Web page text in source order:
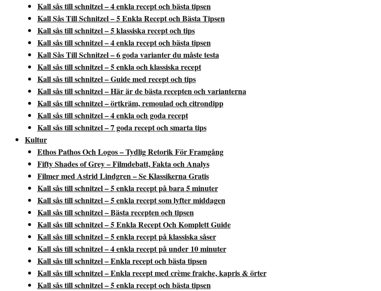
Kall sås till schnitzel – 4 enkla recept och bästa tipsen
Kall Sås Till Schnitzel – 5 Enkla Recept och Bästa Tipsen
Kall sås till schnitzel – 5 klassiska recept och tips
Kall sås till schnitzel – 4 enkla recept och bästa tipsen
Kall Sås Till Schnitzel – 6 goda varianter du måste testa
Kall sås till schnitzel – 5 enkla och klassiska recept
Kall sås till schnitzel – Guide med recept och tips
Kall sås till schnitzel – Här är de bästa recepten och varianterna
Kall sås till schnitzel – örtkräm, remoulad och citrondipp
Kall sås till schnitzel – 4 enkla och goda recept
Kall sås till schnitzel – 7 goda recept och smarta tips
Kultur
Ethos Pathos Och Logos – Tydlig Retorik För Framgång
Fifty Shades of Grey – Filmdebatt, Fakta och Analys
Filmer med Astrid Lindgren – Se Klassikerna Gratis
Kall sås till schnitzel – 5 enkla recept på bara 5 minuter
Kall sås till schnitzel – 5 enkla recept som lyfter middagen
Kall sås till schnitzel – Bästa recepten och tipsen
Kall sås till schnitzel – 5 Enkla Recept Och Komplett Guide
Kall sås till schnitzel – 5 enkla recept på klassiska såser
Kall sås till schnitzel – 4 enkla recept på under 10 minuter
Kall sås till schnitzel – Enkla recept och bästa tipsen
Kall sås till schnitzel – Enkla recept med crème fraiche, kapris & örter
Kall sås till schnitzel – 5 enkla recept och bästa tipsen